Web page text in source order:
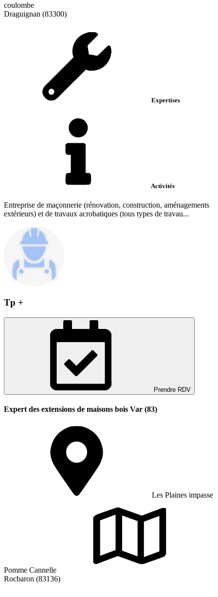
coulombe
Draguignan (83300)
Expertises
Activités
Entreprise de maçonnerie (rénovation, construction, aménagements
extérieurs) et de travaux acrobatiques (tous types de travau...
Tp +
Prendre RDV
Expert des extensions de maisons bois Var (83)
Les Plaines impasse
Pomme Cannelle
Rocbaron (83136)